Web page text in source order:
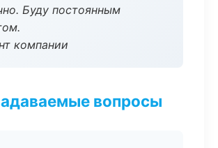
Буду постоянным
компании
вопросы